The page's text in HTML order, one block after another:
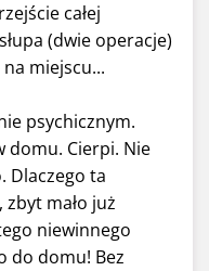
całej
(dwie operacje)
miejscu...
psychicznym.
domu. Cierpi. Nie
Dlaczego ta
mało już
niewinnego
do domu! Bez